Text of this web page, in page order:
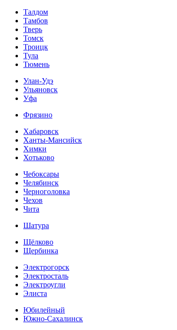
Талдом
Тамбов
Тверь
Томск
Троицк
Тула
Тюмень
Улан-Удэ
Ульяновск
Уфа
Фрязино
Хабаровск
Ханты-Мансийск
Химки
Хотьково
Чебоксары
Челябинск
Черноголовка
Чехов
Чита
Шатура
Щёлково
Щербинка
Электрогорск
Электросталь
Электроугли
Элиста
Юбилейный
Южно-Сахалинск